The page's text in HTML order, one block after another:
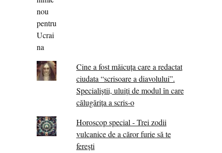
Cine a fost măicuţa care a redactat
ciudata “scrisoare a diavolului”.
Specialiştii, uluiţi de modul în care
călugărița a scris-o
Horoscop special - Trei zodii
vulcanice de a căror furie să te
ferești